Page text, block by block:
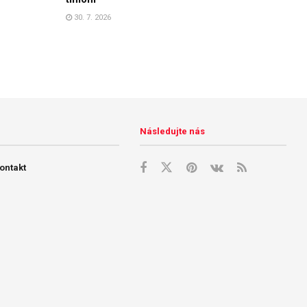
30. 7. 2026
Následujte nás